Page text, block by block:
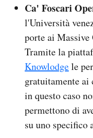
Ca' Foscari
l'Università
porte ai Massive
Tramite la
Knowlodgele
gratuitamente
in questo caso
permettono di
su uno specifico